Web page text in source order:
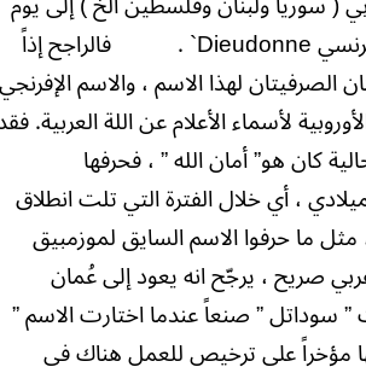
Dieudonne`
.
فالراجح إذاً
الصرفيتان لهذا الاسم ، والاسم
لأسماء الأعلام عن اللة العربية.
كان هو” أمان الله ” ، فحرفها
، أي خلال الفترة التي تلت انطلاق
مثل ما حرفوا الاسم السايق لموزمبيق
صريح ، يرجّح انه يعود إلى عُمان
سوداتل ” صنعاً عندما اختارت الاسم ”
مؤخراً على ترخيص للعمل هناك في